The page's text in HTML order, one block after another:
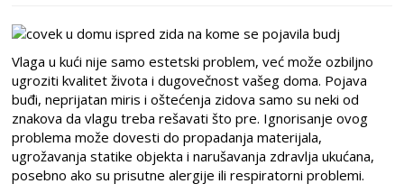
Vlaga u kući nije samo estetski problem, već može ozbiljno
ugroziti kvalitet života i dugovečnost vašeg doma. Pojava
buđi, neprijatan miris i oštećenja zidova samo su neki od
znakova da vlagu treba rešavati što pre. Ignorisanje ovog
problema može dovesti do propadanja materijala,
ugrožavanja statike objekta i narušavanja zdravlja ukućana,
posebno ako su prisutne alergije ili respiratorni problemi.